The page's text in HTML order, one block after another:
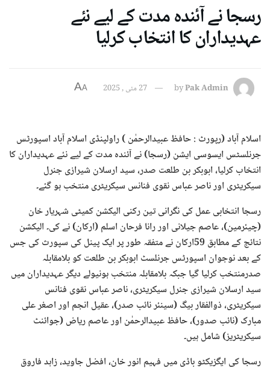
رسجا نے آئندہ مدت کے لیے نئے
عہدیداران کا انتخاب کرلیا
byPak Admin 27 مئی , 2025 A
A
اسلام آباد (رپورٹ : حافظ عبیدالرحمٰن ) راولپنڈی اسلام آباد اسپورٹس
جرنلسٹس ایسوسی ایشن (رسجا) نے آئندہ مدت کے لیے نئے عہدیداران کا
انتخاب کرلیا، ابوبکر بن طلعت صدر، سید ارسلان شیرازی جنرل
سیکریٹری اور ناصر عباس نقوی فنانس سیکریٹری منتخب ہو گئے۔
رسجا انتخابی عمل کی نگرانی تین رکنی الیکشن کمیٹی شہریار خان
(چیئرمین)، عاصم جیلانی اور رانا فرحان اسلم (ارکان) نے کی۔ الیکشن
نتائج کے مطابق 59ارکان نے متفقہ طور پر ایک پینل کی سپورث کی جس
کے بعد نوجوان اسپورٹس جرنلسٹ ابوبکر بن طلعت کو بلامقابلہ
صدرمنتخب کرلیا گیا جبکہ بلامقابلہ منتخب ہونیولے دیگر عہدیداران میں
سید ارسلان شیرازی جنرل سیکریٹری، ناصر عباس نقوی فنانس
سیکریٹری، ذوالفقار بیگ (سینئر نائب صدر)، عقیل انجم اور اصغر علی
مبارک (نائب صدور)، حافظ عبیدالرحمٰن اور عاصم ریاض (جوائنٹ
سیکریٹریز) شامل ہیں۔
رسجا کی ایگزیکٹو باڈی میں فہیم انور خان، افضل جاوید، زاہد فاروق